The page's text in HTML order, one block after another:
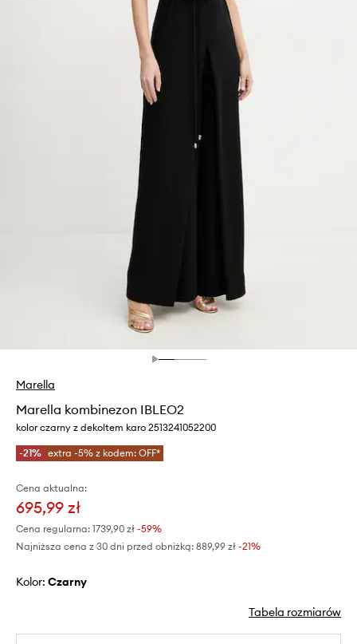
Marella
Marella kombinezon IBLEO2
kolor czarny z dekoltem karo 2513241052200
-21% extra -5% z kodem: OFF*
Cena aktualna:
695,99 zł
Cena regularna: 1739,90 zł -59%
Najniższa cena z 30 dni przed obniżką: 889,99 zł -21%
Kolor: czarny
Tabela rozmiarów